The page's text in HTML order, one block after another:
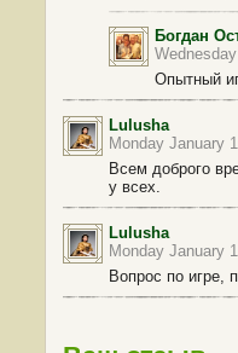
Богдан
Опытный
Lulusha
Monday January
Всем доброго
у всех.
Lulusha
Monday January
Вопрос по игре,